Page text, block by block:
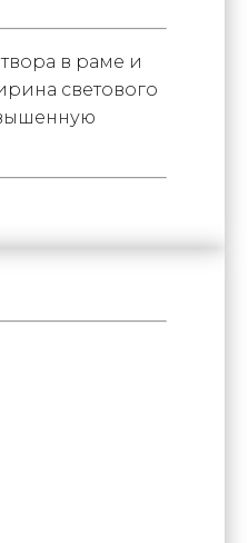
в раме и
светового